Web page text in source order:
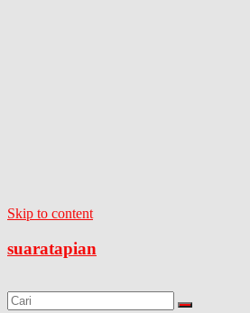
Skip to content
suaratapian